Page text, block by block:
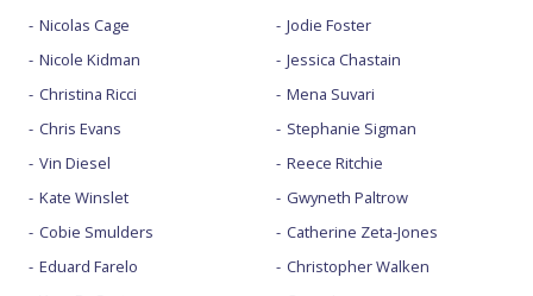
Nicolas Cage
Nicole Kidman
Christina Ricci
Chris Evans
Vin Diesel
Kate Winslet
Cobie Smulders
Eduard Farelo
Jodie Foster
Jessica Chastain
Mena Suvari
Stephanie Sigman
Reece Ritchie
Gwyneth Paltrow
Catherine Zeta-Jones
Christopher Walken